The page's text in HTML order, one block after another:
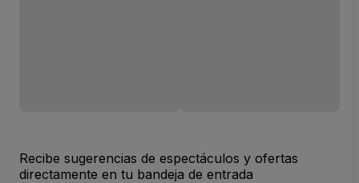
Recibe sugerencias de espectáculos y ofertas
directamente en tu bandeja de entrada